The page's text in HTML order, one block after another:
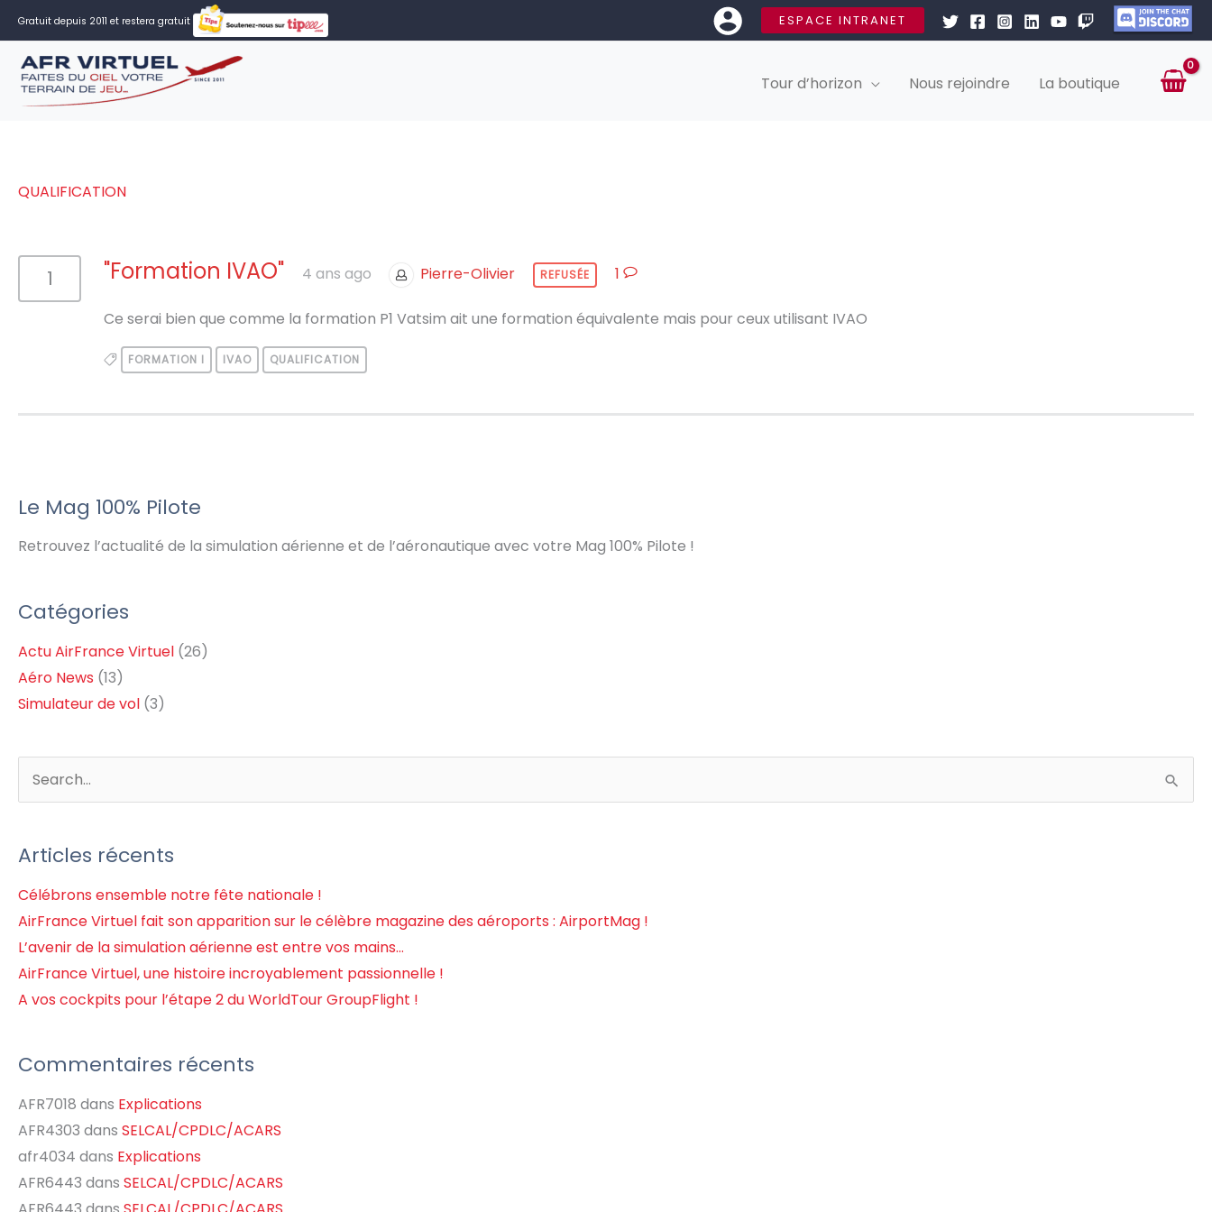
Aller
au
contenu
Gratuit depuis 2011 et restera gratuit ESPACE INTRANET
Tour d’horizon Nous rejoindre La boutique
QUALIFICATION
1 "Formation IVAO" 4 ans ago Pierre-Olivier REFUSÉE 1
Ce serai bien que comme la formation P1 Vatsim ait une formation équivalente mais pour ceux utilisant IVAO
FORMATION I IVAO QUALIFICATION
Le Mag 100% Pilote
Retrouvez l’actualité de la simulation aérienne et de l’aéronautique avec votre Mag 100% Pilote !
Catégories
Actu AirFrance Virtuel (26)
Aéro News (13)
Simulateur de vol (3)
Rechercher :
Articles récents
Célébrons ensemble notre fête nationale !
AirFrance Virtuel fait son apparition sur le célèbre magazine des aéroports : AirportMag !
L’avenir de la simulation aérienne est entre vos mains…
AirFrance Virtuel, une histoire incroyablement passionnelle !
A vos cockpits pour l’étape 2 du WorldTour GroupFlight !
Commentaires récents
AFR7018 dans Explications
AFR4303 dans SELCAL/CPDLC/ACARS
afr4034 dans Explications
AFR6443 dans SELCAL/CPDLC/ACARS